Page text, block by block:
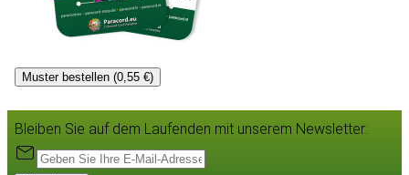
Muster bestellen (0,55 €)
Bleiben Sie auf dem Laufenden mit unserem Newsletter: